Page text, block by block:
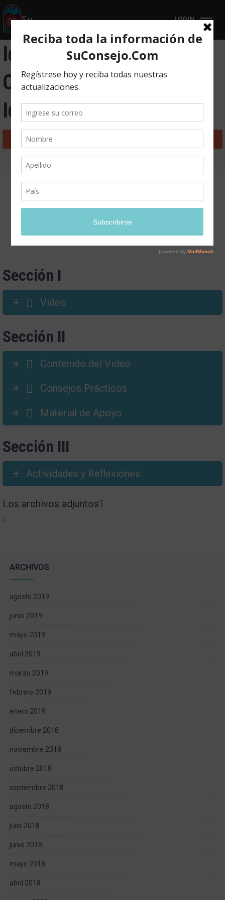
LOGIN
Identidad Capítulo 3:
Causas de la Falta de
Identidad
Sección I
Video
Sección II
Contenido del Video
Consejos Prácticos
Material de Apoyo
Sección III
Actividades y Reflexiones
Los archivos adjuntos1
ARCHIVOS
agosto 2019
junio 2019
mayo 2019
abril 2019
marzo 2019
febrero 2019
enero 2019
diciembre 2018
noviembre 2018
octubre 2018
septiembre 2018
agosto 2018
julio 2018
junio 2018
mayo 2018
abril 2018